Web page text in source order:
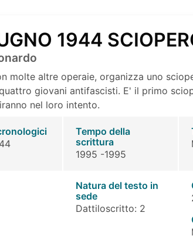
1944
molte altre operaie, organizza uno
giovani antifascisti. E' il primo
nel loro intento.
Tempo della
scrittura
1995 -1995
Natura del testo in
sede
Dattiloscritto: 2